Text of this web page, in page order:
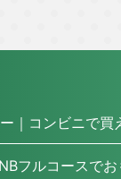
｜コンビニで
フルコースでお